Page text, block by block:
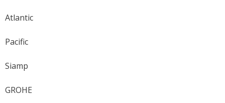
Atlantic
Pacific
Siamp
GROHE